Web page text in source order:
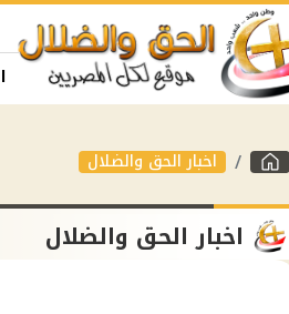
اخبار الحق والضلال
اخبار الحق والضلال